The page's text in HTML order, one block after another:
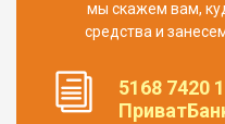
мы скажем вам,
средства и
5168 7420